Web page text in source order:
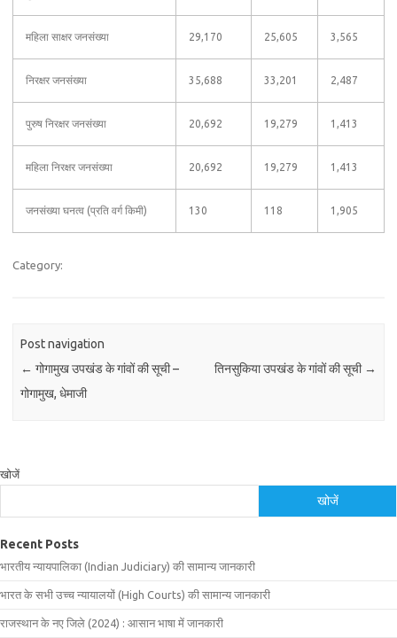
महिला साक्षर जनसंख्या 29,170 25,605 3,565
निरक्षर जनसंख्या 35,688 33,201 2,487
पुरुष निरक्षर जनसंख्या 20,692 19,279 1,413
महिला निरक्षर जनसंख्या 20,692 19,279 1,413
जनसंख्या घनत्व (प्रति वर्ग किमी) 130 118 1,905
Category:
Post navigation
← गोगामुख उपखंड के गांवों की सूची –
गोगामुख, धेमाजी
तिनसुकिया उपखंड के गांवों की सूची →
खोजें
खोजें
Recent Posts
भारतीय न्यायपालिका (Indian Judiciary) की सामान्य जानकारी
भारत के सभी उच्च न्यायालयों (High Courts) की सामान्य जानकारी
राजस्थान के नए जिले (2024) : आसान भाषा में जानकारी